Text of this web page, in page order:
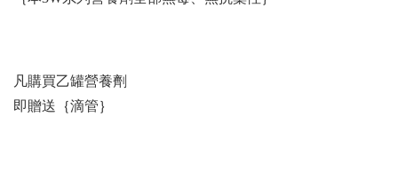
凡購買乙罐營養劑
即贈送｛滴管｝